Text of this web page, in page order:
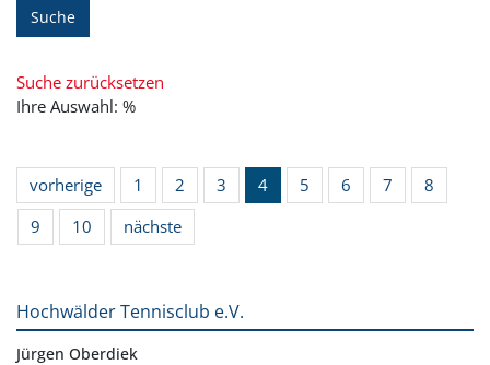
Suche
Suche zurücksetzen
Ihre Auswahl: %
vorherige 1 2 3 4 5 6 7
8
9
10 nächste
Hochwälder Tennisclub e.V.
Jürgen Oberdiek